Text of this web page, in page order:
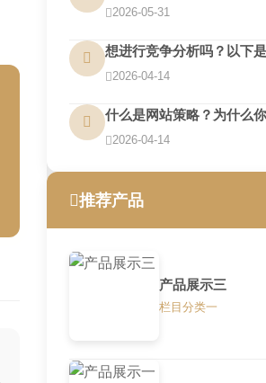
2026-05-31
2026-04-14
2026-04-14
推荐产品
产品展示三
栏目分类一